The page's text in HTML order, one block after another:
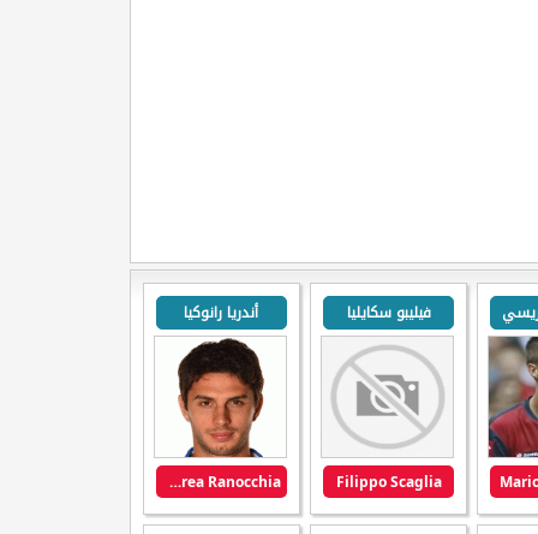
فيليبو سكايليا
Filippo Scaglia
أندريا رانوكيا
Andrea Ranocchia